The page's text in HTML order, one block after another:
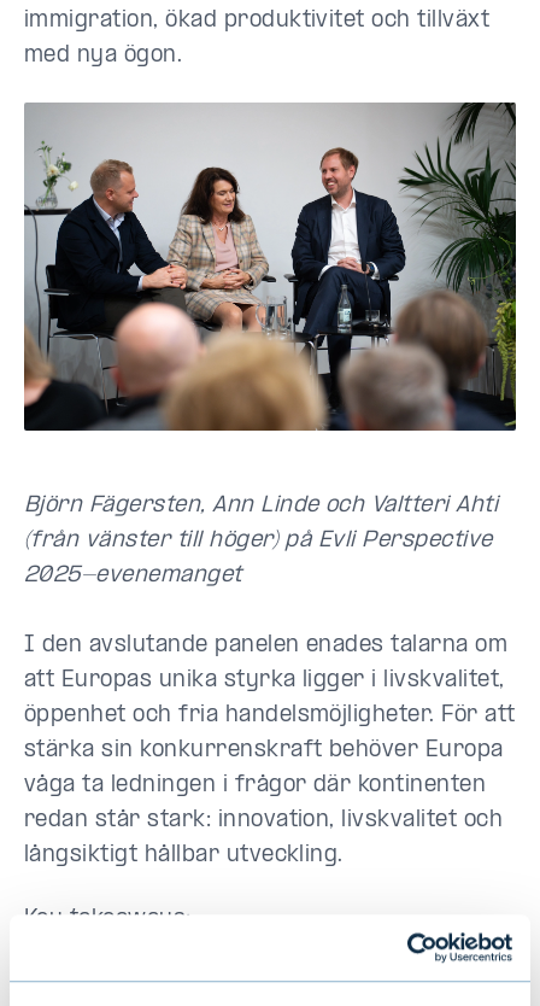
immigration, ökad produktivitet och tillväxt
med nya ögon.
Björn Fägersten, Ann Linde och Valtteri Ahti
(från vänster till höger) på Evli Perspective
2025-evenemanget
I den avslutande panelen enades talarna om
att Europas unika styrka ligger i livskvalitet,
öppenhet och fria handelsmöjligheter. För att
stärka sin konkurrenskraft behöver Europa
våga ta ledningen i frågor där kontinenten
redan står stark: innovation, livskvalitet och
långsiktigt hållbar utveckling.
Key takeaways:
Europas konkurrenskraft handlar inte